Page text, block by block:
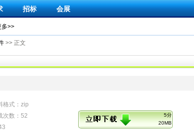
招标 会展
多>>
>> 正文
格式：zip
次数：52
5分
20MB